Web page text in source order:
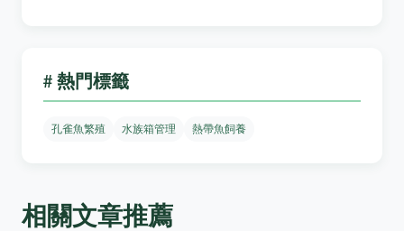
# 熱門標籤
孔雀魚繁殖 水族箱管理 熱帶魚飼養
相關文章推薦